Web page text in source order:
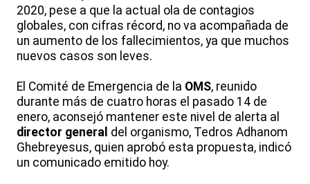
2020, pese a que la actual ola de contagios
globales, con cifras récord, no va acompañada de
un aumento de los fallecimientos, ya que muchos
nuevos casos son leves.
El Comité de Emergencia de la OMS, reunido
durante más de cuatro horas el pasado 14 de
enero, aconsejó mantener este nivel de alerta al
director general del organismo, Tedros Adhanom
Ghebreyesus, quien aprobó esta propuesta, indicó
un comunicado emitido hoy.